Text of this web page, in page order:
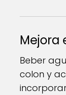
Mejora
Beber
colon y